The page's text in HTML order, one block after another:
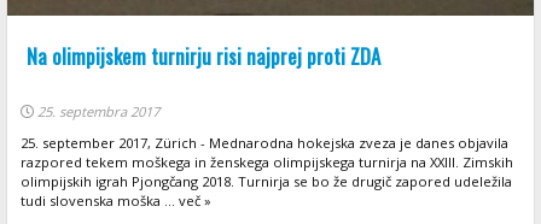
Na olimpijskem turnirju risi najprej proti ZDA
25. septembra 2017
25. september 2017, Zürich - Mednarodna hokejska zveza je danes objavila
razpored tekem moškega in ženskega olimpijskega turnirja na XXIII. Zimskih
olimpijskih igrah Pjongčang 2018. Turnirja se bo že drugič zapored udeležila
tudi slovenska moška ... več »